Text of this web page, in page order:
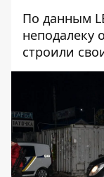
По данным
неподалеку
строили